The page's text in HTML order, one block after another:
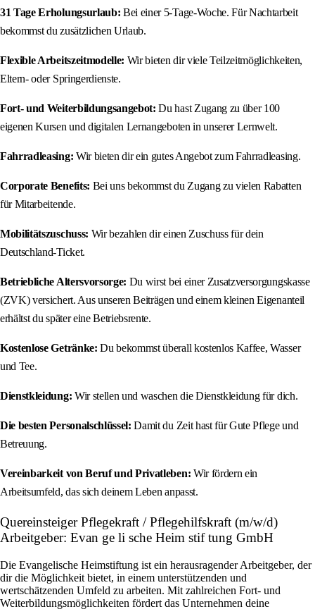
31 Tage Erholungsurlaub: Bei einer 5-Tage-Woche. Für Nachtarbeit
bekommst du zusätzlichen Urlaub.
Flexible Arbeitszeitmodelle: Wir bieten dir viele Teilzeitmöglichkeiten,
Eltern- oder Springerdienste.
Fort- und Weiterbildungsangebot: Du hast Zugang zu über 100
eigenen Kursen und digitalen Lernangeboten in unserer Lernwelt.
Fahrradleasing: Wir bieten dir ein gutes Angebot zum Fahrradleasing.
Corporate Benefits: Bei uns bekommst du Zugang zu vielen Rabatten
für Mitarbeitende.
Mobilitätszuschuss: Wir bezahlen dir einen Zuschuss für dein
Deutschland-Ticket.
Betriebliche Altersvorsorge: Du wirst bei einer Zusatzversorgungskasse
(ZVK) versichert. Aus unseren Beiträgen und einem kleinen Eigenanteil
erhältst du später eine Betriebsrente.
Kostenlose Getränke: Du bekommst überall kostenlos Kaffee, Wasser
und Tee.
Dienstkleidung: Wir stellen und waschen die Dienstkleidung für dich.
Die besten Personalschlüssel: Damit du Zeit hast für Gute Pflege und
Betreuung.
Vereinbarkeit von Beruf und Privatleben: Wir fördern ein
Arbeitsumfeld, das sich deinem Leben anpasst.
Quereinsteiger Pflegekraft / Pflegehilfskraft (m/w/d)
Arbeitgeber: Evan ge li sche Heim stif tung GmbH
Die Evangelische Heimstiftung ist ein herausragender Arbeitgeber, der
dir die Möglichkeit bietet, in einem unterstützenden und
wertschätzenden Umfeld zu arbeiten. Mit zahlreichen Fort- und
Weiterbildungsmöglichkeiten fördert das Unternehmen deine